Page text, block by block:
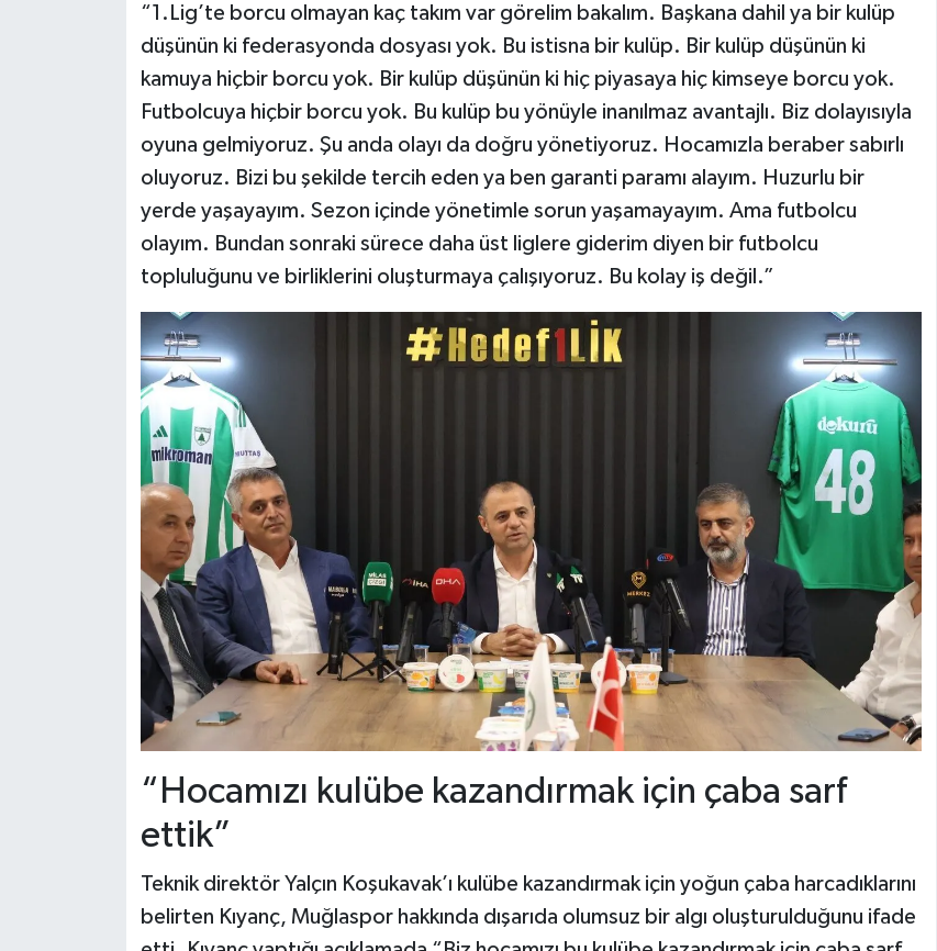
“1.Lig’te borcu olmayan kaç takım var görelim bakalım. Başkana dahil ya bir kulüp
düşünün ki federasyonda dosyası yok. Bu istisna bir kulüp. Bir kulüp düşünün ki
kamuya hiçbir borcu yok. Bir kulüp düşünün ki hiç piyasaya hiç kimseye borcu yok.
Futbolcuya hiçbir borcu yok. Bu kulüp bu yönüyle inanılmaz avantajlı. Biz dolayısıyla
oyuna gelmiyoruz. Şu anda olayı da doğru yönetiyoruz. Hocamızla beraber sabırlı
oluyoruz. Bizi bu şekilde tercih eden ya ben garanti paramı alayım. Huzurlu bir
yerde yaşayayım. Sezon içinde yönetimle sorun yaşamayayım. Ama futbolcu
olayım. Bundan sonraki sürece daha üst liglere giderim diyen bir futbolcu
topluluğunu ve birliklerini oluşturmaya çalışıyoruz. Bu kolay iş değil.”
“Hocamızı kulübe kazandırmak için çaba sarf
ettik”
Teknik direktör Yalçın Koşukavak’ı kulübe kazandırmak için yoğun çaba harcadıklarını
belirten Kıyanç, Muğlaspor hakkında dışarıda olumsuz bir algı oluşturulduğunu ifade